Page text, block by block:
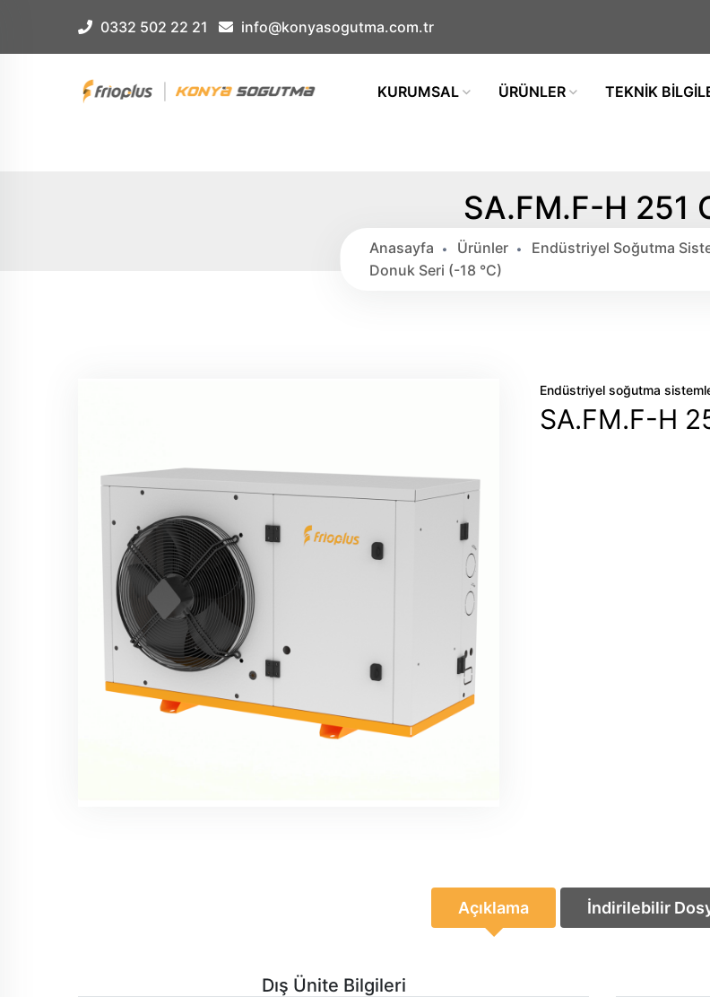
0332 502 22 21 info@konyasogutma.com.tr
KURUMSAL ÜRÜNLER TEKNİK
SA.FM.F-H 251
Anasayfa Ürünler
Endüstriyel Soğutma
Donuk Seri (-18 °c)
Endüstriyel soğutma
SA.FM.F-H
Açıklama İndirilebilir
Dış Ünite Bilgileri